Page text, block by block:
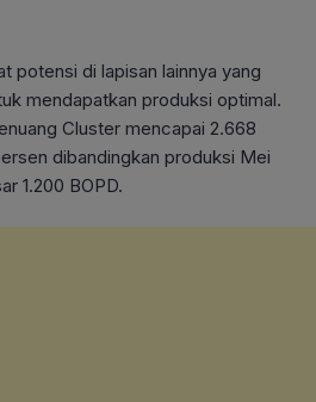
potensi di lapisan lainnya yang
mendapatkan produksi optimal.
Cluster mencapai 2.668
dibandingkan produksi Mei
1.200 BOPD.